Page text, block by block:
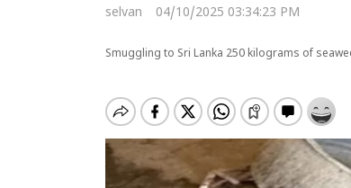
selvan 04/10/2025 03:34:23 PM
Smuggling to Sri Lanka 250 kilograms of